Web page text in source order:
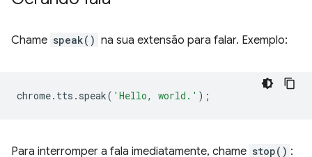
Chame speak() na sua extensão para falar. Exemplo:
chrome. tts . speak( 'Hello, world.' );
Para interromper a fala imediatamente, chame stop() :